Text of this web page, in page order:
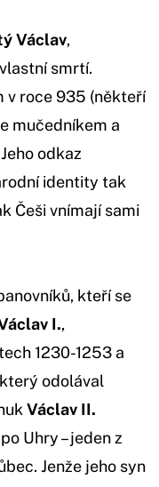
Václav,
smrtí.
v roce 935 (někteří
mučedníkem a
odkaz
identity tak
Češi vnímají sami
kteří se
I.,
1230-1253 a
odolával
Václav II.
Uhry – jeden z
Jenže jeho syn